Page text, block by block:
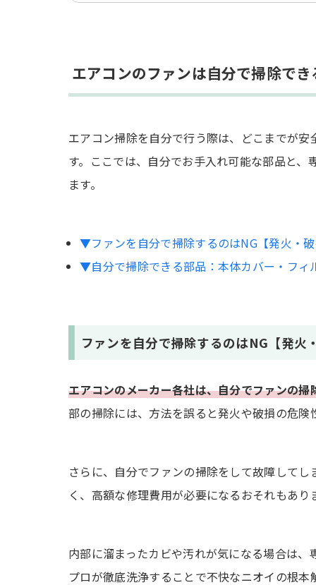
健康に被害を及ぼす可能性がある
電気代の上昇・故障の可能性がある
フィルター掃除をする
エアコン掃除に関するよくある質問
お掃除機能付きエアコンなら、ファン掃除
エアコンのファンは自分で掃除でき
エアコン掃除を自分で行う際は、どこまでが
す。ここでは、自分でお手入れ可能な部品と
ます。
▼ファンを自分で掃除するのはNG【発火・
▼自分で掃除できる部品：本体カバー・フィ
ファンを自分で掃除するのはNG【発火
エアコンのメーカー各社は、自分でファンの掃
部の掃除には、方法を誤ると発火や破損の危険
さらに、自分でファンの掃除をして故障して
く、高額な修理費用が必要になるおそれもあり
内部に溜まったカビや汚れが気になる場合は
プロが徹底洗浄することで不快なニオイの根